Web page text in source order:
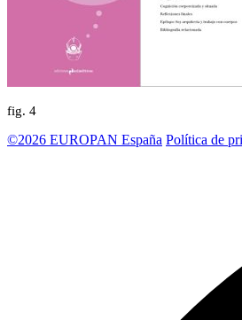
fig. 4
©2026 EUROPAN España Política de